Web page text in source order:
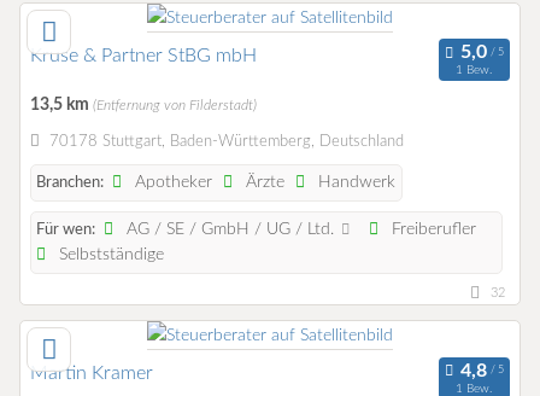
Kruse & Partner StBG mbH
1 Bew.
13,5 km (Entfernung von Filderstadt)
70178 Stuttgart, Baden-Württemberg, Deutschland
Branchen: Apotheker Ärzte Handwerk
Für wen: AG / SE / GmbH / UG / Ltd.
Freiberufler
Selbstständige
32
Martin Kramer
1 Bew.